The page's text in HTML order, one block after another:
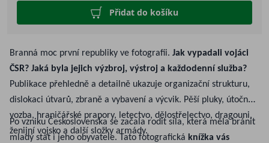
Přidat do košíku
Branná moc první republiky ve fotografii. Jak vypadali vojáci
ČSR? Jaká byla jejich výzbroj, výstroj a každodenní služba?
Publikace přehledně a detailně ukazuje organizační strukturu,
dislokaci útvarů, zbraně a vybavení a výcvik. Pěší pluky, útočná
vozba, hraničářské prapory, letectvo, dělostřelectvo, dragouni,
ženijní vojsko a další složky armády.
Po vzniku Československa se začala rodit síla, která měla bránit
mladý stát i jeho obyvatele. Tato fotografická knížka vás